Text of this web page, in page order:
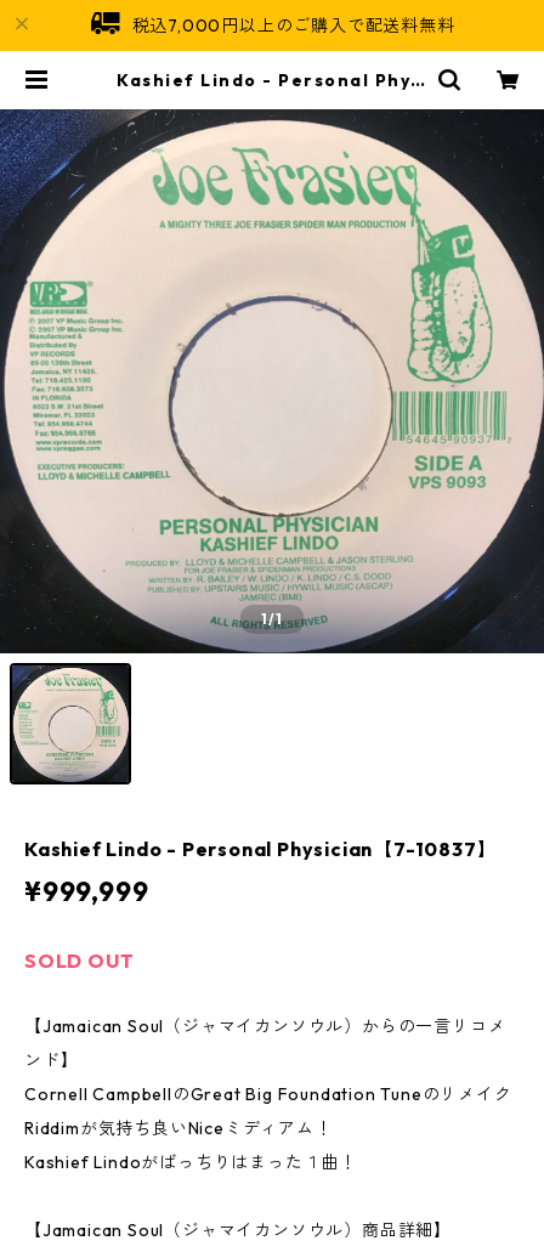
税込7,000円以上のご購入で配送料無料
Kashief Lindo - Personal Physi
ul
1/1
Kashief Lindo - Personal Physician【7-10837】
¥999,999
SOLD OUT
【Jamaican Soul（ジャマイカンソウル）からの一言リコメ
ンド】
Cornell CampbellのGreat Big Foundation Tuneのリメイク
Riddimが気持ち良いNiceミディアム！
Kashief Lindoがばっちりはまった１曲！
【Jamaican Soul（ジャマイカンソウル）商品詳細】